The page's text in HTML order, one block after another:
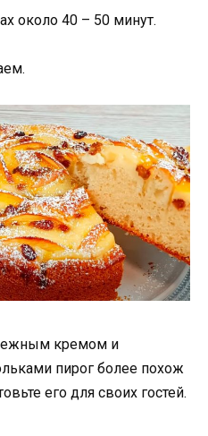
около 40 – 50 минут.
кремом и
пирог более похож
его для своих гостей.